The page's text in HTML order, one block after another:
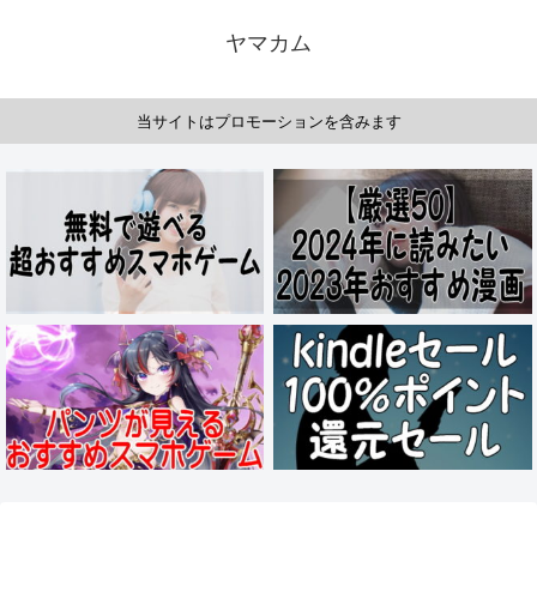
ヤマカム
当サイトはプロモーションを含みます